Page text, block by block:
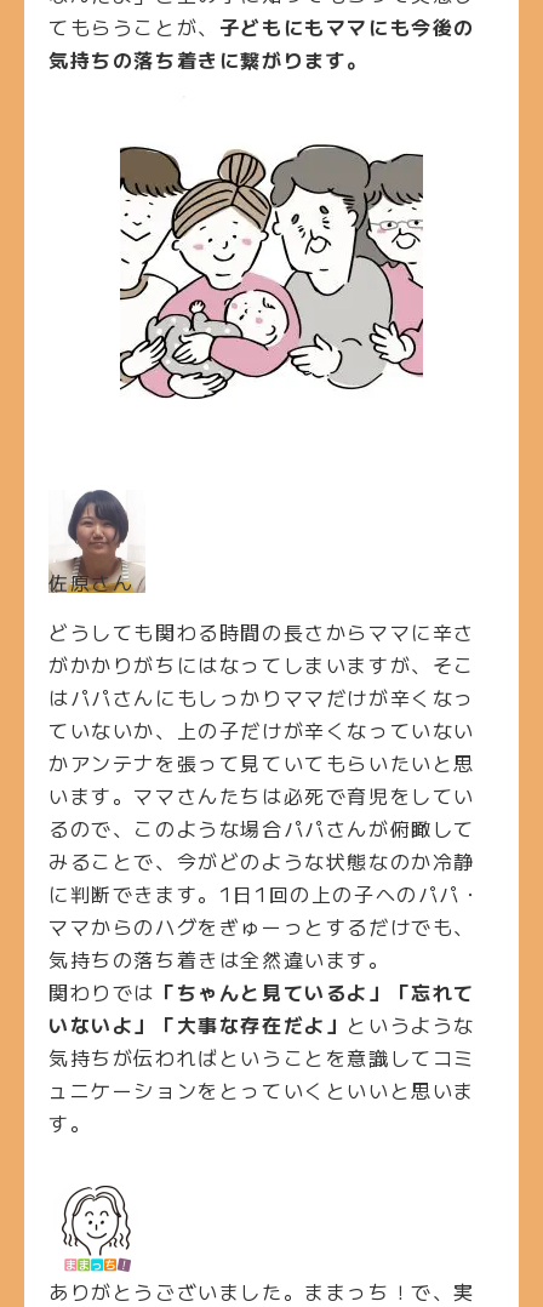
てもらうことが、 子どもにもママにも今後の
気持ちの落ち着きに繋がります。
佐原さん
どうしても関わる時間の長さからママに辛さ
がかかりがちにはなってしまいますが、そこ
はパパさんにもしっかりママだけが辛くなっ
ていないか、上の子だけが辛くなっていない
かアンテナを張って見ていてもらいたいと思
います。ママさんたちは必死で育児をしてい
るので、このような場合パパさんが俯瞰して
みることで、今がどのような状態なのか冷静
に判断できます。 1 日 1 回の上の子へのパパ・
ママからのハグをぎゅーっとするだけでも、
気持ちの落ち着きは全然違います。
関わりでは 「ちゃんと見ているよ」「忘れて
いないよ」「大事な存在だよ」 というような
気持ちが伝わればということを意識してコミ
ュニケーションをとっていくといいと思いま
す。
ありがとうございました。ままっち！で、実